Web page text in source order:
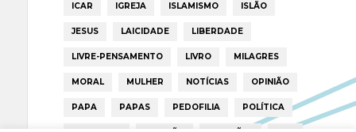
ICAR IGREJA ISLAMISMO ISLÃO
JESUS LAICIDADE LIBERDADE
LIVRE-PENSAMENTO LIVRO MILAGRES
MORAL MULHER NOTÍCIAS OPINIÃO
PAPA PAPAS PEDOFILIA POLÍTICA